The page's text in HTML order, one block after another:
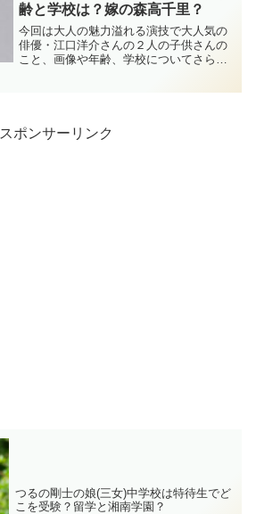
齢と学校は？嫁の森高千里？
今回は大人の魅力溢れる演技で大人気の
俳優・江口洋介さんの２人の子供さんの
こと、画像や年齢、学校についてさらに
スポンサーリンク
つるの剛士の娘(三女)中学校は特待生でど
こを受験？留学と湘南学園？